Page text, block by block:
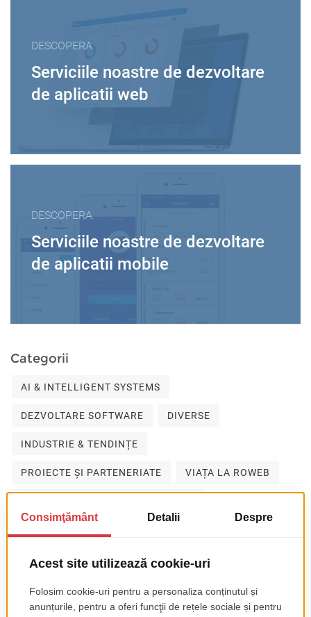
DESCOPERA
Serviciile noastre de dezvoltare
de aplicatii web
DESCOPERA
Serviciile noastre de dezvoltare
de aplicatii mobile
Categorii
AI & INTELLIGENT SYSTEMS
DEZVOLTARE SOFTWARE DIVERSE
INDUSTRIE & TENDINȚE
PROIECTE ȘI PARTENERIATE VIAȚA LA ROWEB
Subscribe